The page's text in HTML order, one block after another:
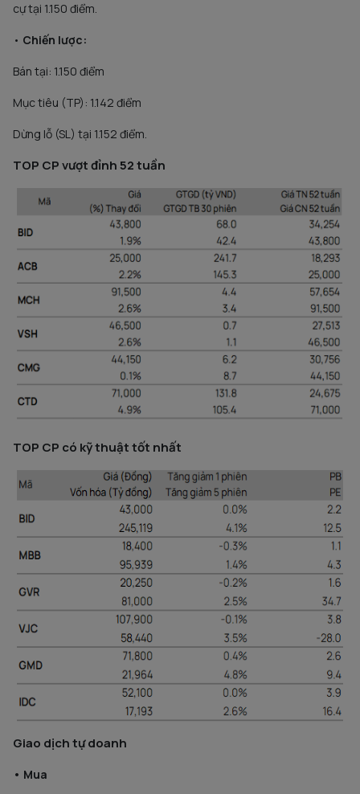
cự tại 1.150 điểm.
• Chiến lược:
Bán tại: 1.150 điểm
Mục tiêu (TP): 1.142 điểm
Dừng lỗ (SL) tại 1.152 điểm.
TOP CP vượt đỉnh 52 tuần
TOP CP có kỹ thuật tốt nhất
Giao dịch tự doanh
• Mua